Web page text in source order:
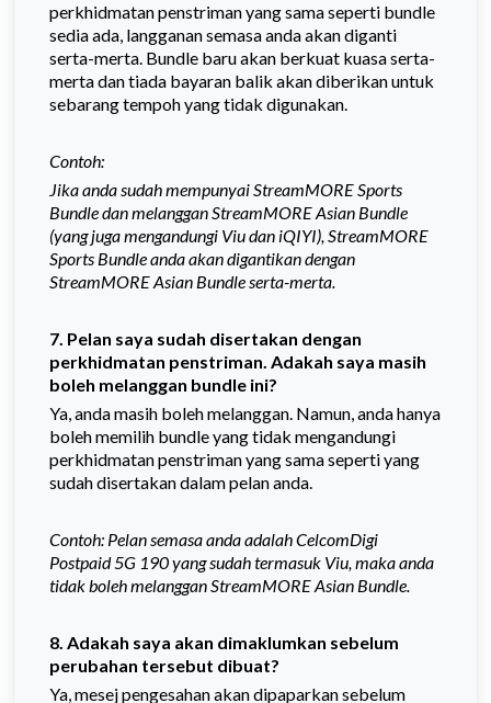
perkhidmatan penstriman yang sama seperti bundle
sedia ada, langganan semasa anda akan diganti
serta-merta. Bundle baru akan berkuat kuasa serta-
merta dan tiada bayaran balik akan diberikan untuk
sebarang tempoh yang tidak digunakan.
Contoh:
Jika anda sudah mempunyai StreamMORE Sports
Bundle dan melanggan StreamMORE Asian Bundle
(yang juga mengandungi Viu dan iQIYI), StreamMORE
Sports Bundle anda akan digantikan dengan
StreamMORE Asian Bundle serta-merta.
7. Pelan saya sudah disertakan dengan
perkhidmatan penstriman. Adakah saya masih
boleh melanggan bundle ini?
Ya, anda masih boleh melanggan. Namun, anda hanya
boleh memilih bundle yang tidak mengandungi
perkhidmatan penstriman yang sama seperti yang
sudah disertakan dalam pelan anda.
Contoh: Pelan semasa anda adalah CelcomDigi
Postpaid 5G 190 yang sudah termasuk Viu, maka anda
tidak boleh melanggan StreamMORE Asian Bundle.
8. Adakah saya akan dimaklumkan sebelum
perubahan tersebut dibuat?
Ya, mesej pengesahan akan dipaparkan sebelum